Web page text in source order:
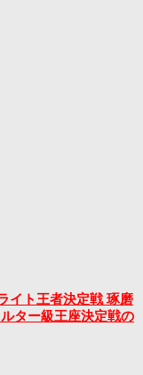
イト王者決定戦 琢磨
ター級王座決定戦の